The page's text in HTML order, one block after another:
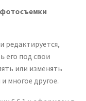
редактируется,
его под свои
или изменять
многое другое.